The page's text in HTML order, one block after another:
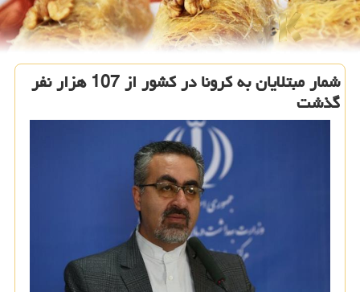
شمار مبتلایان به كرونا در كشور از 107 هزار نفر
گذشت